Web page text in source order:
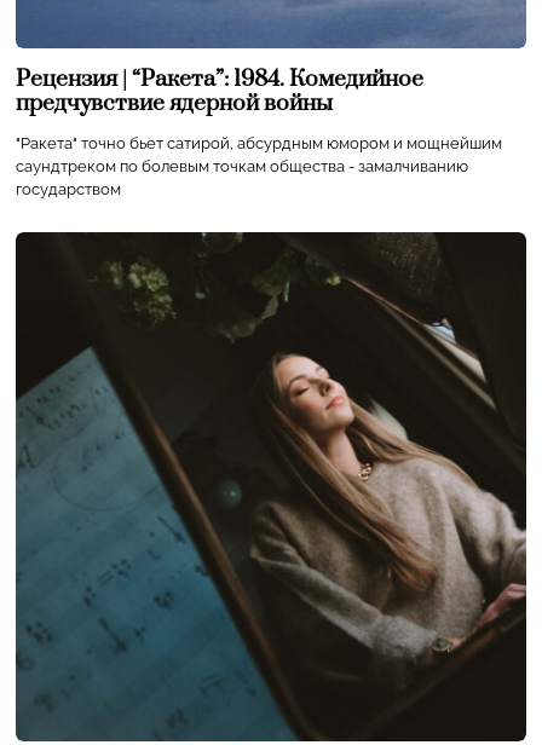
Рецензия | “Ракета”: 1984. Комедийное
предчувствие ядерной войны
"Ракета" точно бьет сатирой, абсурдным юмором и мощнейшим
саундтреком по болевым точкам общества - замалчиванию
государством